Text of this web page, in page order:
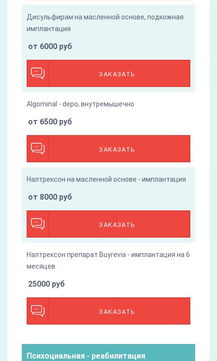
Дисульфирам на масленной основе, подкожная
имплантация
ЗАКАЗАТЬ
от 6000 руб
Algominal - depo, внутремышечно
ЗАКАЗАТЬ
от 6500 руб
Налтрексон на масленной основе - имплантация
ЗАКАЗАТЬ
от 8000 руб
Налтрексон препарат Buyrevia - имплантация на 6
месяцев
ЗАКАЗАТЬ
25000 руб
Психоциальная - реабилитация